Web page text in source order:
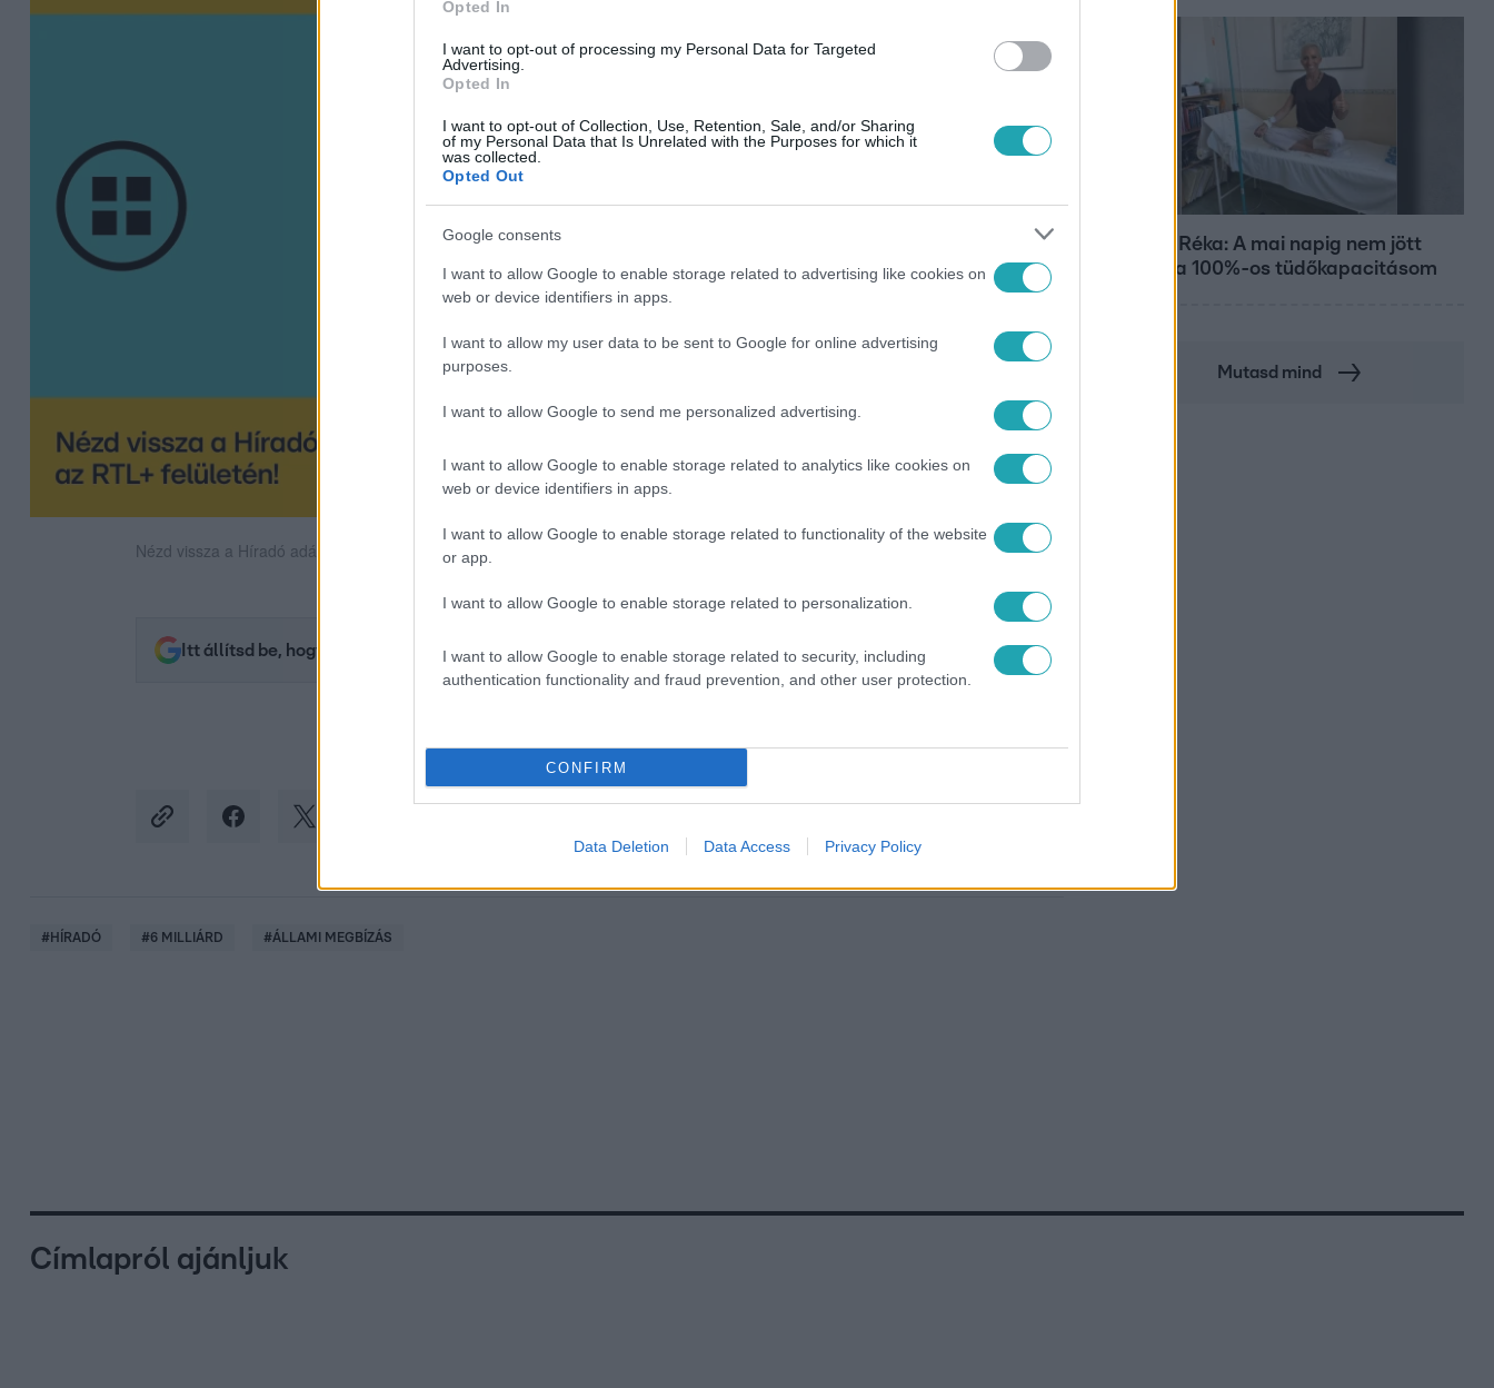
Opted In
I want to opt-out of processing my Personal Data for Targeted
Advertising.
Opted In
I want to opt-out of Collection, Use, Retention, Sale, and/or Sharing
of my Personal Data that Is Unrelated with the Purposes for which it
was collected.
Opted Out
Google consents
I want to allow Google to enable storage related to advertising like cookies on
web or device identifiers in apps.
I want to allow my user data to be sent to Google for online advertising
purposes.
I want to allow Google to send me personalized advertising.
I want to allow Google to enable storage related to analytics like cookies on
web or device identifiers in apps.
I want to allow Google to enable storage related to functionality of the website
or app.
I want to allow Google to enable storage related to personalization.
I want to allow Google to enable storage related to security, including
authentication functionality and fraud prevention, and other user protection.
CONFIRM
Data Deletion Data Access Privacy Policy
Nézd vissza a Híradó adásait az RTL+ felületén!
Itt állítsd be, hogy az RTL.hu az elsők között legyen a Google-találatokban!
#HÍRADÓ #6 MILLIÁRD #ÁLLAMI MEGBÍZÁS
Rubint Réka: A mai napig nem jött
vissza a 100%-os tüdőkapacitásom
Mutasd mind
Címlapról ajánljuk